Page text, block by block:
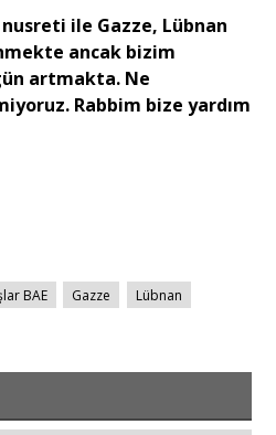
ile Gazze, Lübnan
ancak bizim
artmakta. Ne
Rabbim bize yardım
BAE Gazze
Lübnan